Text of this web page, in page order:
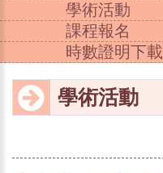
學術活動
課程報名
時數證明下載
學術活動